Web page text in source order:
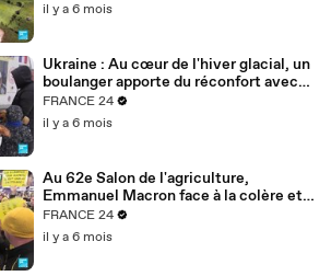
il y a 6 mois
Ukraine : Au cœur de l'hiver glacial, un
boulanger apporte du réconfort avec
son pain
FRANCE 24
il y a 6 mois
Au 62e Salon de l'agriculture,
Emmanuel Macron face à la colère et
aux inquiétudes des agriculteurs
FRANCE 24
il y a 6 mois